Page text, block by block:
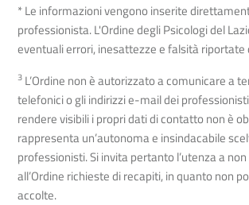
* Le informazioni vengono inserite
professionista. L'Ordine degli Psicologi del
eventuali errori, inesattezze e falsità
3 L’Ordine non è autorizzato a comunicare a
telefonici o gli indirizzi e-mail dei
rendere visibili i propri dati di contatto non è
rappresenta un’autonoma e insindacabile
professionisti. Si invita pertanto l’utenza a
all’Ordine richieste di recapiti, in quanto non
accolte.